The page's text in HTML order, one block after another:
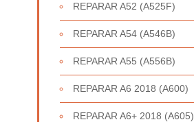
REPARAR A52 (A525F)
REPARAR A54 (A546B)
REPARAR A55 (A556B)
REPARAR A6 2018 (A600)
REPARAR A6+ 2018 (A605)